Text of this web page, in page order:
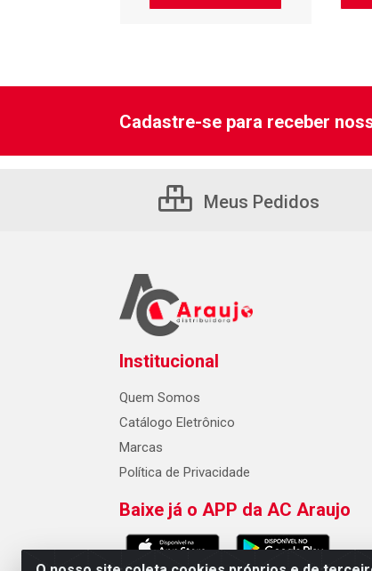
Cadastre-se para receber
Meus Pedidos
Institucional
Quem Somos
Catálogo Eletrônico
Marcas
Política de Privacidade
Baixe já o APP da AC Araujo